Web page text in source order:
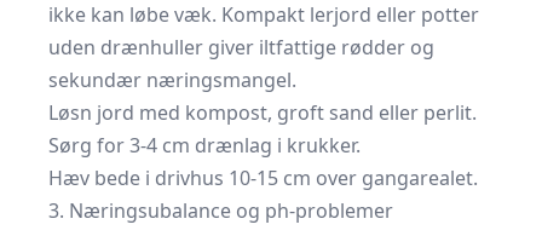
ikke kan løbe væk. Kompakt lerjord eller potter
uden drænhuller giver iltfattige rødder og
sekundær næringsmangel.
Løsn jord med kompost, groft sand eller perlit.
Sørg for 3-4 cm drænlag i krukker.
Hæv bede i drivhus 10-15 cm over gangarealet.
3. Næringsubalance og ph-problemer